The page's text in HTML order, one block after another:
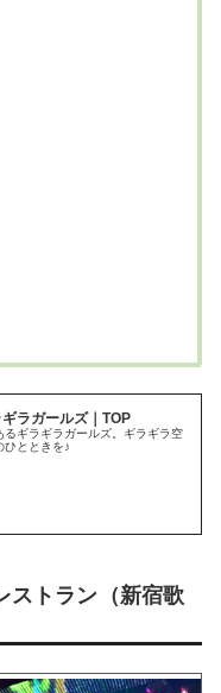
ラガールズ｜TOP
るギラギラガールズ。ギラギラ空
ひとときを♪
ストラン（新宿歌